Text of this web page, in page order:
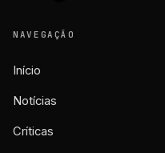
NAVEGAÇÃO
Início
Notícias
Críticas